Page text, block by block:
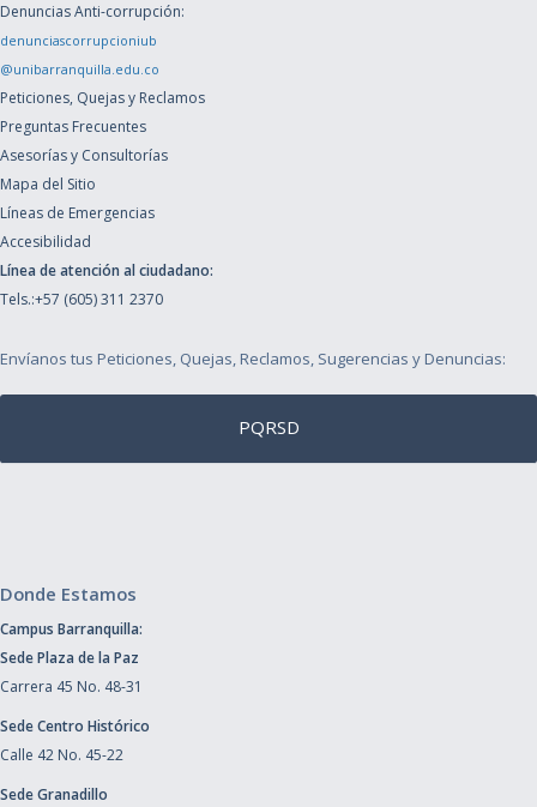
Denuncias Anti-corrupción:
denunciascorrupcioniub
@unibarranquilla.edu.co
Peticiones, Quejas y Reclamos
Preguntas Frecuentes
Asesorías y Consultorías
Mapa del Sitio
Líneas de Emergencias
Accesibilidad
Línea de atención al ciudadano:
Tels.:+57 (605) 311 2370
Envíanos tus Peticiones, Quejas, Reclamos, Sugerencias y Denuncias:
PQRSD
Donde Estamos
Campus Barranquilla:
Sede Plaza de la Paz
Carrera 45 No. 48-31
Sede Centro Histórico
Calle 42 No. 45-22
Sede Granadillo